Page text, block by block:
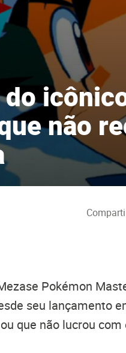
não
Pokémon
seu lançamento
que não lucrou